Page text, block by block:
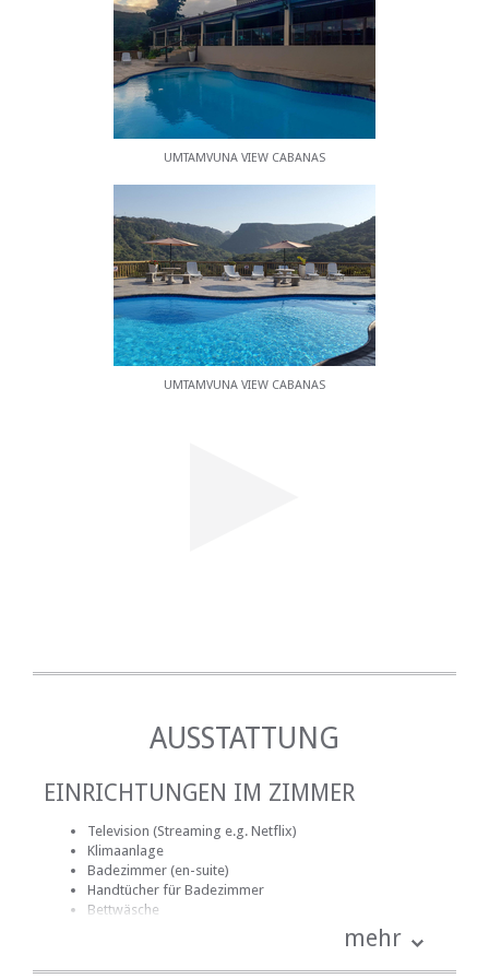
UMTAMVUNA VIEW CABANAS
UMTAMVUNA VIEW CABANAS
AUSSTATTUNG
EINRICHTUNGEN IM ZIMMER
Television (Streaming e.g. Netflix)
Klimaanlage
Badezimmer (en-suite)
Handtücher für Badezimmer
Bettwäsche
Schreibtisch
mehr